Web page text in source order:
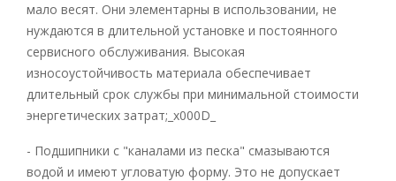
мало весят. Они элементарны в использовании, не
нуждаются в длительной установке и постоянного
сервисного обслуживания. Высокая
износоустойчивость материала обеспечивает
длительный срок службы при минимальной стоимости
энергетических затрат;_x000D_
- Подшипники с "каналами из песка" смазываются
водой и имеют угловатую форму. Это не допускает